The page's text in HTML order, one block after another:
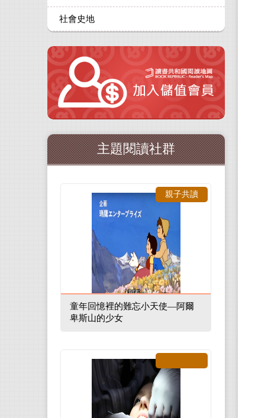
社會史地
主題閱讀社群
童年回憶裡的難忘小天使—阿爾
卑斯山的少女
親子共讀